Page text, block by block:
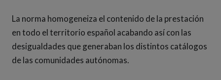
La norma homogeneiza el contenido de la prestación
en todo el territorio español acabando así con las
desigualdades que generaban los distintos catálogos
de las comunidades autónomas.